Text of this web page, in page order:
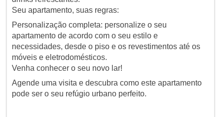
Seu apartamento, suas regras:
Personalização completa: personalize o seu
apartamento de acordo com o seu estilo e
necessidades, desde o piso e os revestimentos até os
móveis e eletrodomésticos.
Venha conhecer o seu novo lar!
Agende uma visita e descubra como este apartamento
pode ser o seu refúgio urbano perfeito.